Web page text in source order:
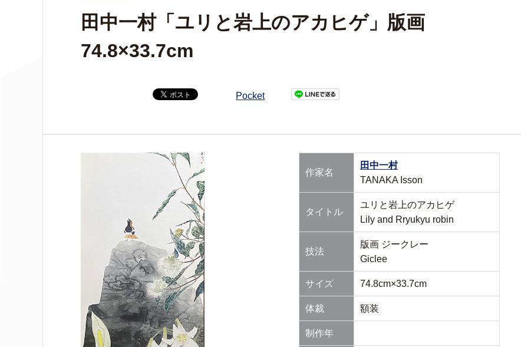
田中一村「ユリと岩上のアカヒゲ」版画
74.8×33.7cm
Pocket
作家名
田中一村
TANAKA Isson
タイトル
ユリと岩上のアカヒゲ
Lily and Rryukyu robin
技法
版画 ジークレー
Giclee
サイズ 74.8cm×33.7cm
体裁 額装
制作年